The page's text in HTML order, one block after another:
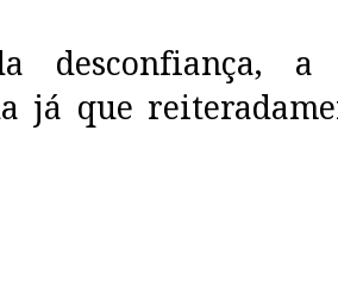
desconfiança,
já que